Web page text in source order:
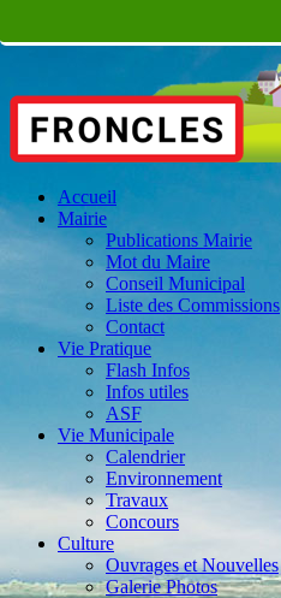
Accueil
Mairie
Publications Mairie
Mot du Maire
Conseil Municipal
Liste des Commissions
Contact
Vie Pratique
Flash Infos
Infos utiles
ASF
Vie Municipale
Calendrier
Environnement
Travaux
Concours
Culture
Ouvrages et Nouvelles
Galerie Photos